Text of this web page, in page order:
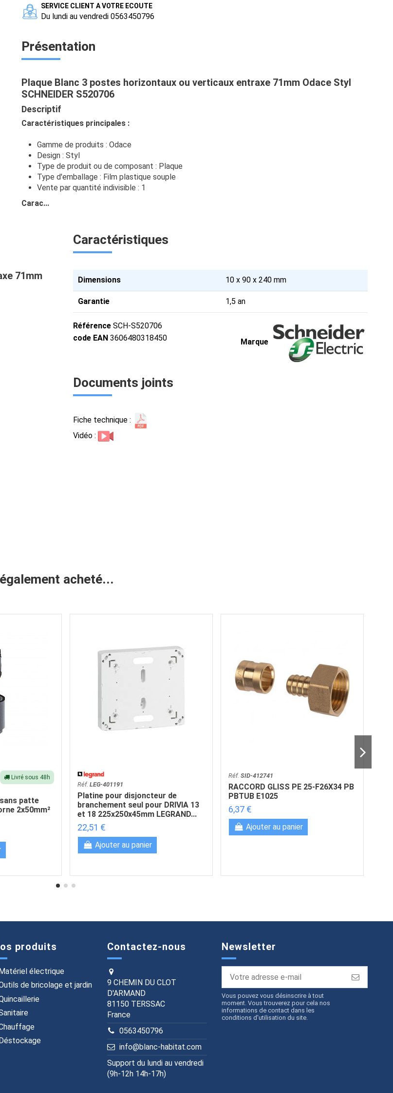
SERVICE CLIENT A VOTRE ECOUTE
Du lundi au vendredi 0563450796
Présentation
Plaque Blanc 3 postes horizontaux ou verticaux entraxe 71mm Odace Styl
SCHNEIDER S520706
Descriptif
Caractéristiques principales :
Gamme de produits : Odace
Design : Styl
Type de produit ou de composant : Plaque
Type d'emballage : Film plastique souple
Vente par quantité indivisible : 1
Carac...
71mm
Caractéristiques
Dimensions 10 x 90 x 240 mm
Garantie 1,5 an
Marque
Référence SCH-S520706
code EAN 3606480318450
Documents joints
Fiche technique :
Vidéo :
acheté...
Livré sous 48h
patte
2x50mm²
Réf. LEG-401191
Platine pour disjoncteur de
branchement seul pour DRIVIA 13
et 18 225x250x45mm LEGRAND...
22,51 €
Ajouter au panier
Réf. SID-412741
RACCORD GLISS PE 25-F26X34 PB
PBTUB E1025
6,37 €
Ajouter au panier
produits
électrique
de bricolage et jardin
Contactez-nous
9 CHEMIN DU CLOT
D'ARMAND
81150 TERSSAC
France
0563450796
info@blanc-habitat.com
Support du lundi au vendredi
(9h-12h 14h-17h)
Newsletter
Vous pouvez vous désinscrire à tout
moment. Vous trouverez pour cela nos
informations de contact dans les
conditions d'utilisation du site.